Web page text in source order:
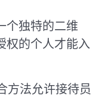
个独特的二维
权的个人才能入
方法允许接待员